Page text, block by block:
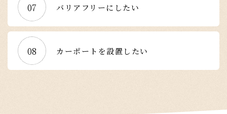
07 バリアフリーにしたい
08 カーポートを設置したい